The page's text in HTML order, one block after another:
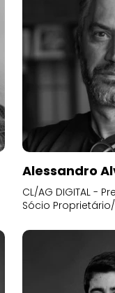
Alessandro
CL/AG DIGITAL -
Sócio